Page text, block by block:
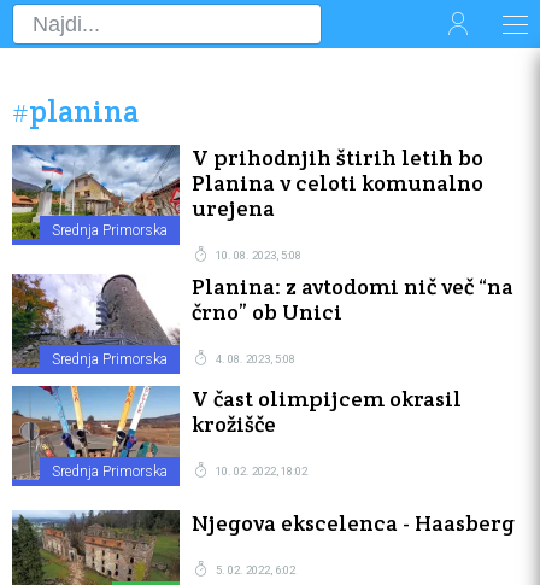
#planina
Srednja Primorska
V prihodnjih štirih letih bo
Planina v celoti komunalno
urejena
10. 08. 2023, 5:08
Srednja Primorska
Planina: z avtodomi nič več “na
črno” ob Unici
4. 08. 2023, 5:08
Srednja Primorska
V čast olimpijcem okrasil
krožišče
10. 02. 2022, 18:02
Njegova ekscelenca - Haasberg
5. 02. 2022, 6:02